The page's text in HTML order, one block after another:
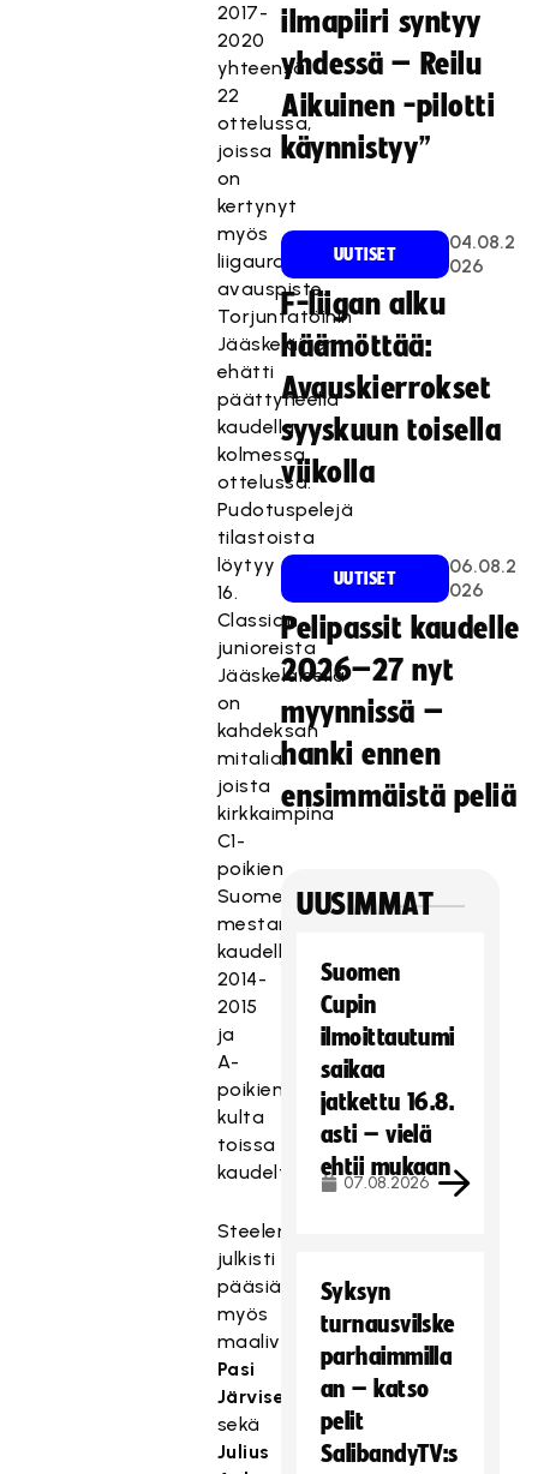
2017-
2020
yhteensä
22
ottelussa,
joissa
on
kertynyt
myös
liigauran
avauspiste.
Torjuntatöihin
Jääskeläinen
ehätti
päättyneellä
kaudella
kolmessa
ottelussa.
Pudotuspelejä
tilastoista
löytyy
16.
Classicin
junioreista
Jääskeläisellä
on
kahdeksan
mitalia,
joista
kirkkaimpina
C1-
poikien
Suomen
mestaruus
kaudella
2014-
2015
ja
A-
poikien
kulta
toissa
kaudelta.
Steelers
julkisti
pääsiäisviikolla
myös
maalivahti
Pasi
Järvisen
sekä
Julius
ilmapiiri syntyy
yhdessä – Reilu
Aikuinen -pilotti
käynnistyy”
UUTISET
04.08.2
026
F-liigan alku
häämöttää:
Avauskierrokset
syyskuun toisella
viikolla
UUTISET
06.08.2
026
Pelipassit kaudelle
2026–27 nyt
myynnissä –
hanki ennen
ensimmäistä peliä
UUSIMMAT
Suomen
Cupin
ilmoittautumi
saikaa
jatkettu 16.8.
asti – vielä
ehtii mukaan
07.08.2026
Syksyn
turnausvilske
parhaimmilla
an – katso
pelit
SalibandyTV:s